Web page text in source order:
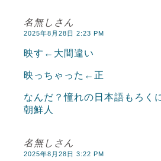
名無しさん
2025年8月28日 2:23 PM
映す←大間違い
映っちゃった←正
なんだ？憧れの日本語もろく
朝鮮人
名無しさん
2025年8月28日 3:22 PM